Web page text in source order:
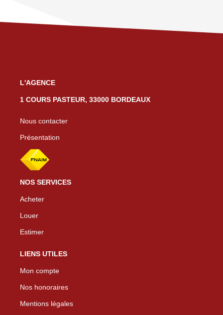
L'AGENCE
1 COURS PASTEUR, 33000 BORDEAUX
Nous contacter
Présentation
NOS SERVICES
Acheter
Louer
Estimer
LIENS UTILES
Mon compte
Nos honoraires
Mentions légales